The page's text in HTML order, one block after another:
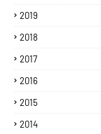
2019
2018
2017
2016
2015
2014